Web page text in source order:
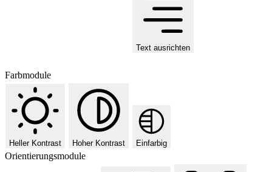
Text ausrichten
Farbmodule
Heller Kontrast Hoher Kontrast Einfarbig
Orientierungsmodule